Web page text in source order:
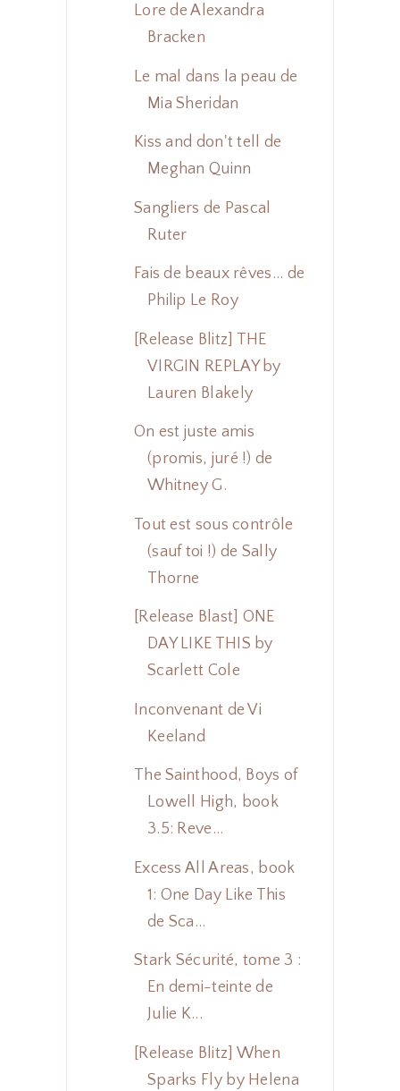
Lore de Alexandra
Bracken
Le mal dans la peau de
Mia Sheridan
Kiss and don't tell de
Meghan Quinn
Sangliers de Pascal
Ruter
Fais de beaux rêves... de
Philip Le Roy
[Release Blitz] THE
VIRGIN REPLAY by
Lauren Blakely
On est juste amis
(promis, juré !) de
Whitney G.
Tout est sous contrôle
(sauf toi !) de Sally
Thorne
[Release Blast] ONE
DAY LIKE THIS by
Scarlett Cole
Inconvenant de Vi
Keeland
The Sainthood, Boys of
Lowell High, book
3.5: Reve...
Excess All Areas, book
1: One Day Like This
de Sca...
Stark Sécurité, tome 3 :
En demi-teinte de
Julie K...
[Release Blitz] When
Sparks Fly by Helena